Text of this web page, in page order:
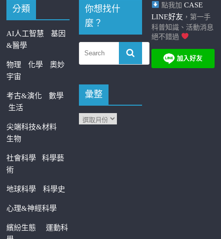
分類
AI人工智慧
基因
&醫學
物理 化學
奧妙
宇宙
考古&演化
數學
生活
尖端科技&材料
生物
社會科學科學藝
術
地球科學 科學史
心理&神經科學
繽紛生態運動科
你想找什
麼？
彙整
點我加 CASE
LINE好友 ，第一手
科普知識、活動消息
絕不錯過